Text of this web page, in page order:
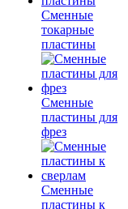
Сменные
токарные
пластины
Сменные
пластины для
фрез
Сменные
пластины к